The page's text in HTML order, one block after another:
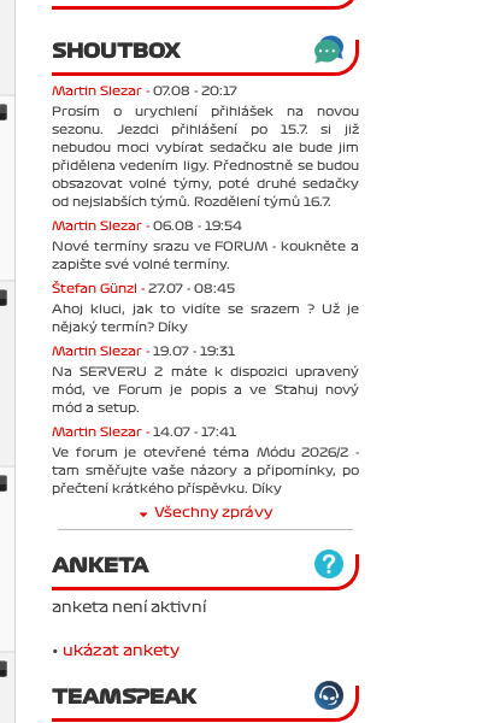
SHOUTBOX
Martin Slezar - 07.08 - 20:17
Prosím o urychlení přihlášek na novou
sezonu. Jezdci přihlášení po 15.7. si již
nebudou moci vybírat sedačku ale bude jim
přidělena vedením ligy. Přednostně se budou
obsazovat volné týmy, poté druhé sedačky
od nejslabších týmů. Rozdělení týmů 16.7.
Martin Slezar - 06.08 - 19:54
Nové termíny srazu ve FORUM - koukněte a
zapište své volné termíny.
Štefan Günzl - 27.07 - 08:45
Ahoj kluci, jak to vidíte se srazem ? Už je
nějaký termín? Díky
Martin Slezar - 19.07 - 19:31
Na SERVERU 2 máte k dispozici upravený
mód, ve Forum je popis a ve Stahuj nový
mód a setup.
Martin Slezar - 14.07 - 17:41
Ve forum je otevřené téma Módu 2026/2 -
tam směřujte vaše názory a připomínky, po
přečtení krátkého příspěvku. Díky
Všechny zprávy
ANKETA
anketa není aktivní
• ukázat ankety
TEAMSPEAK